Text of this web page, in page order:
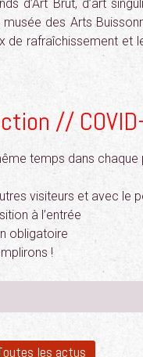
d’Art Brut, d’art
des Arts
de rafraîchissement et
//
temps dans
visiteurs et avec le
à l’entrée
obligatoire
!
les actus